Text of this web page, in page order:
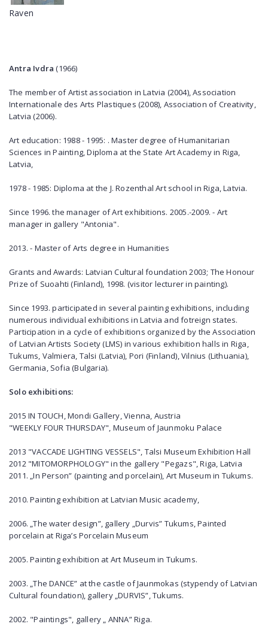
Raven
Antra Ivdra (1966)
The member of Artist association in Latvia (2004), Association
Internationale des Arts Plastiques (2008), Association of Creativity,
Latvia (2006).
Art education: 1988 - 1995: . Master degree of Humanitarian
Sciences in Painting, Diploma at the State Art Academy in Riga,
Latvia,
1978 - 1985: Diploma at the J. Rozenthal Art school in Riga, Latvia.
Since 1996. the manager of Art exhibitions. 2005.-2009. - Art
manager in gallery "Antonia".
2013. - Master of Arts degree in Humanities
Grants and Awards: Latvian Cultural foundation 2003; The Honour
Prize of Suoahti (Finland), 1998. (visitor lecturer in painting).
Since 1993. participated in several painting exhibitions, including
numerous individual exhibitions in Latvia and fotreign states.
Participation in a cycle of exhibitions organized by the Association
of Latvian Artists Society (LMS) in various exhibition halls in Riga,
Tukums, Valmiera, Talsi (Latvia), Pori (Finland), Vilnius (Lithuania),
Germania, Sofia (Bulgaria).
Solo exhibitions:
2015 IN TOUCH, Mondi Gallery, Vienna, Austria
"WEEKLY FOUR THURSDAY", Museum of Jaunmoku Palace
2013 "VACCADE LIGHTING VESSELS", Talsi Museum Exhibition Hall
2012 "MITOMORPHOLOGY" in the gallery "Pegazs", Riga, Latvia
2011. „In Person” (painting and porcelain), Art Museum in Tukums.
2010. Painting exhibition at Latvian Music academy,
2006. „The water design”, gallery „Durvis” Tukums, Painted
porcelain at Riga’s Porcelain Museum
2005. Painting exhibition at Art Museum in Tukums.
2003. „The DANCE” at the castle of Jaunmokas (stypendy of Latvian
Cultural foundation), gallery „DURVIS”, Tukums.
2002. "Paintings", gallery „ ANNA” Riga.